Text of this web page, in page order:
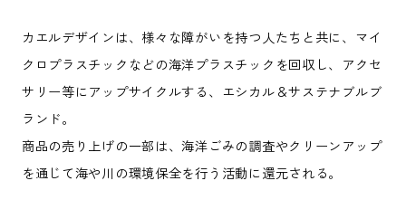
カエルデザインは、様々な障がいを持つ人たちと共に、マイ
クロプラスチックなどの海洋プラスチックを回収し、アクセ
サリー等にアップサイクルする、エシカル＆サステナブルブ
ランド。
商品の売り上げの一部は、海洋ごみの調査やクリーンアップ
を通じて海や川の環境保全を行う活動に還元される。